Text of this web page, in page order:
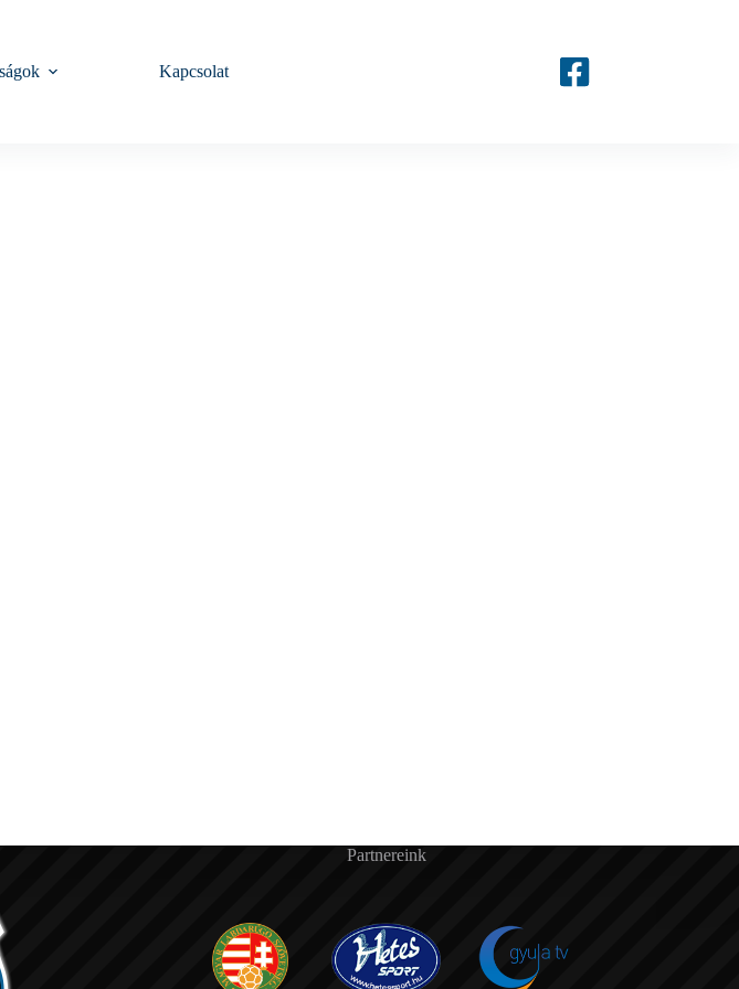
Kapcsolat
Partnereink